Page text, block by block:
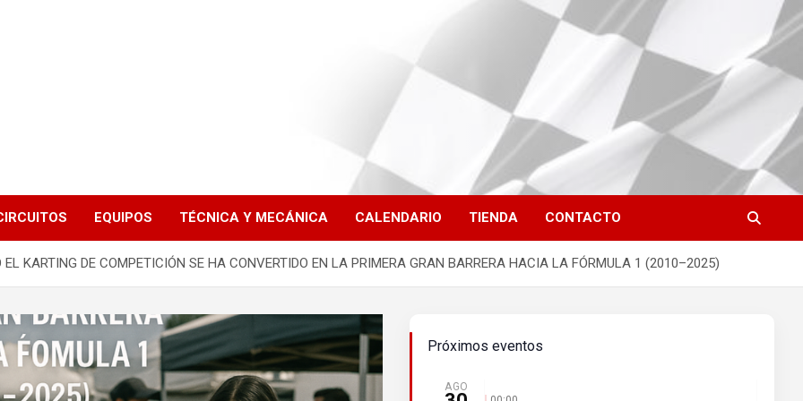
EQUIPOS TÉCNICA Y MECÁNICA CALENDARIO TIENDA CONTACTO
EL KARTING DE COMPETICIÓN SE HA CONVERTIDO EN LA PRIMERA GRAN BARRERA HACIA LA FÓRMULA 1 (2010–2025)
Próximos eventos
AGO